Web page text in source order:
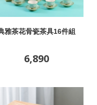
雅茶花骨瓷茶具16件組
6,890